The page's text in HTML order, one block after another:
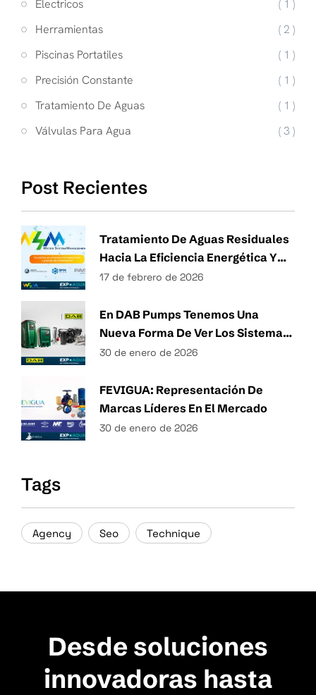
Electricos
( 1 )
Herramientas
( 2 )
Piscinas Portatiles
( 1 )
Precisión Constante
( 1 )
Tratamiento De Aguas
( 1 )
Válvulas Para Agua
( 3 )
Post Recientes
Tratamiento De Aguas Residuales
Hacia La Eficiencia Energética Y
Técnicas Sostenibles De Gestión
17 de febrero de 2026
En DAB Pumps Tenemos Una
Nueva Forma De Ver Los Sistemas
Hidráulicos.
30 de enero de 2026
FEVIGUA: Representación De
Marcas Líderes En El Mercado
30 de enero de 2026
Tags
Agency Seo Technique
Desde soluciones
innovadoras hasta